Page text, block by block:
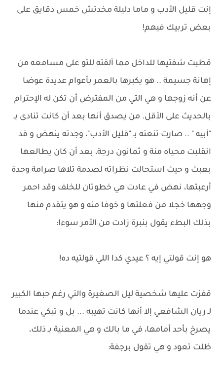
إنت قليل الأدب و ماما دليلة مخدتش خمس دقايق على
بعض تربيك فيهم!
قطبت شفتيها للداخل مما ألقته للتو على مسامعه من
إهانة جسيمة .. هو يكبرها بالعمر بأعوام عديدة عوضا
عن أنه زوجها و هي التي من المفترض أن تكن له الإحترام
بالحديث على الأقل. من يصدق أنها بعد أن كانت تنادى بـ
"أبيه " .. صارت تنعته بـ "قليل الأدب"، وجدته ينهض و قد
انقلبت محياه منة و ثمانون درجة، بعد أن كان يطالعها
بعبث و حيث استحالت نظراته لصدمة تلاها صرامة وحدة
أرعبتها، نهض في عادت هي خطوتان للخلف وقد احمر
وجهها خجلا من فعلتها و خوفا منه و هو يتقدم منها
بذلك البطء يقول بنبرة زادت من الأمر سوءا:
هو إنت قولتي إيه ؟ عيدي كدا اللي قولتيه ده!
قفزت عليها شخصية ليل الصغيرة والتي رغم حبها الكبير
لـ ريان الشافعي إلا أنها كانت تهيبه ... بل و تبكي عندما
يصرخ بأحد أمامها، في ما بالك و هي المعنية بـ ذلك،
ظلت تعود و هي تقول برجفة: